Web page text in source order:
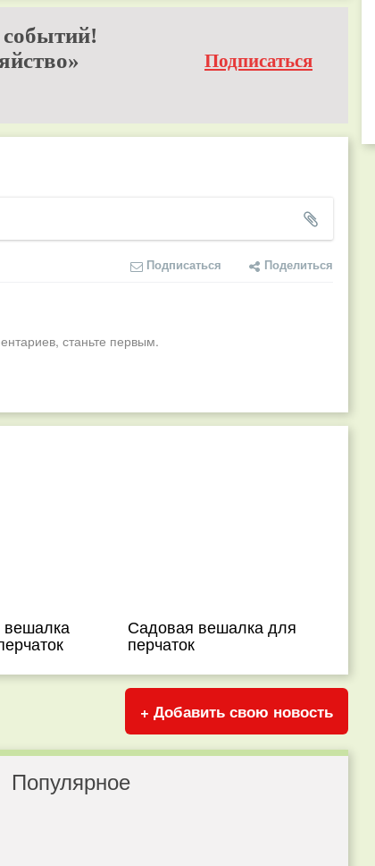
событий!
Подписаться
Подписаться Поделиться
станьте первым.
вешалка Садовая вешалка для
перчаток
+ Добавить свою новость
Популярное